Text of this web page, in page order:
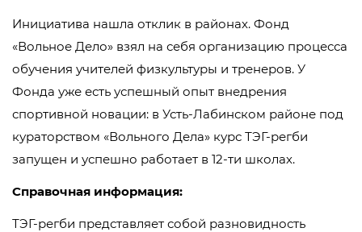
Инициатива нашла отклик в районах. Фонд
«Вольное Дело» взял на себя организацию процесса
обучения учителей физкультуры и тренеров. У
Фонда уже есть успешный опыт внедрения
спортивной новации: в Усть-Лабинском районе под
кураторством «Вольного Дела» курс ТЭГ-регби
запущен и успешно работает в 12-ти школах.
Справочная информация:
ТЭГ-регби представляет собой разновидность